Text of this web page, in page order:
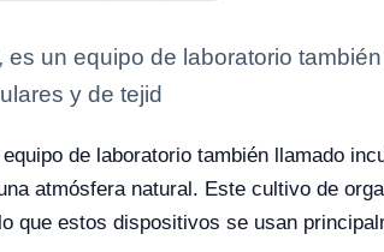
un equipo de laboratorio
y de tejid
de laboratorio también llamado
atmósfera natural. Este cultivo de
que estos dispositivos se usan